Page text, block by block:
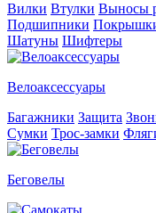
Вилки Втулки Выносы
Подшипники
Шатуны Шифтеры
Велоаксессуары
Багажники Защита
Сумки Трос-замки
Беговелы